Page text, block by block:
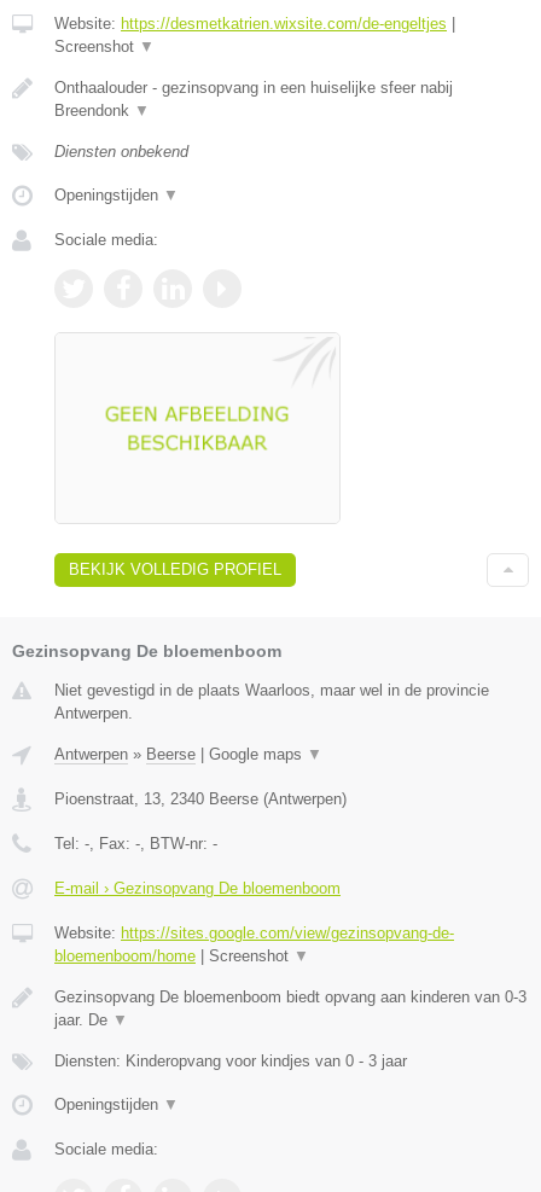
Website: https://desmetkatrien.wixsite.com/de-engeltjes
Screenshot ▼
Onthaalouder - gezinsopvang in een huiselijke sfeer nabij
Breendonk ▼
Diensten onbekend
Openingstijden ▼
Sociale media:
BEKIJK VOLLEDIG PROFIEL
Gezinsopvang De bloemenboom
Niet gevestigd in de plaats Waarloos, maar wel in de provincie
Antwerpen.
Antwerpen » Beerse Google maps ▼
Pioenstraat, 13 2340 Beerse (Antwerpen)
Tel: - , Fax: - , BTW-nr: -
E-mail › Gezinsopvang De bloemenboom
Website: https://sites.google.com/view/gezinsopvang-de-
bloemenboom/home
Screenshot ▼
Gezinsopvang De bloemenboom biedt opvang aan kinderen van 0-3
jaar. De ▼
Diensten: Kinderopvang voor kindjes van 0 - 3 jaar
Openingstijden ▼
Sociale media: